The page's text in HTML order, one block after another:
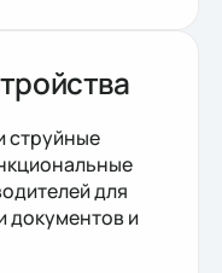
струйные
для
документов и